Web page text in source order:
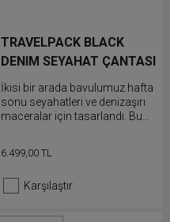
TRAVELPACK BLACK
DENIM SEYAHAT ÇANTASI
İkisi bir arada bavulumuz hafta
sonu seyahatleri ve denizaşırı
maceralar için tasarlandı. Bu
çantası olarak taşınabilir veya
olarak kullanılabilir. Elektronik
dizüstü bilgisayar bölmesini
6.499,00 TL
Karşılaştır